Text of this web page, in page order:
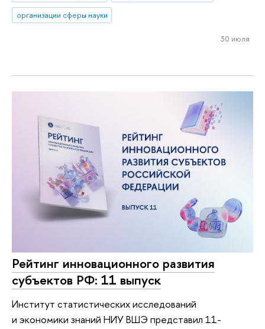
организации сферы науки
30 июля
Рейтинг инновационного развития
субъектов РФ: 11 выпуск
Институт статистических исследований
и экономики знаний НИУ ВШЭ представил 11-